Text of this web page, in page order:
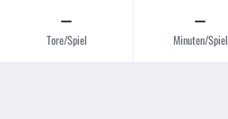
–
Tore/Spiel
–
Minuten/Spiel